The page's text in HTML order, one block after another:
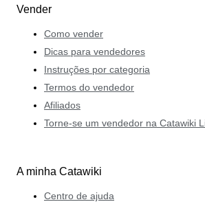
Vender
Como vender
Dicas para vendedores
Instruções por categoria
Termos do vendedor
Afiliados
Torne-se um vendedor na Catawiki
A minha Catawiki
Centro de ajuda